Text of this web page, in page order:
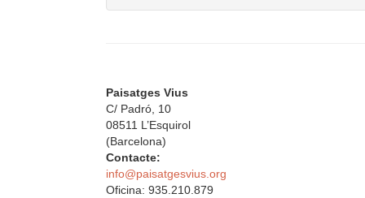
Paisatges Vius
C/ Padró, 10
08511 L’Esquirol
(Barcelona)
Contacte:
info@paisatgesvius.org
Oficina: 935.210.879